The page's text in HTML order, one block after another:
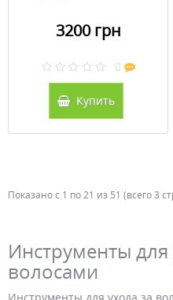
3200 грн
0
Купить
Показано с 1 по 21 из 51 (всего 3
Инструменты для
волосами